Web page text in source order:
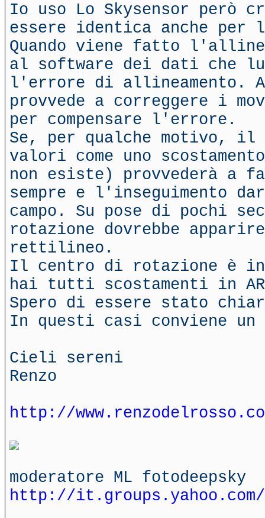
Io uso Lo Skysensor però
essere identica anche
Quando viene fatto
al software dei dati che
l'errore di allineamento.
provvede a correggere i
per compensare l'errore.
Se, per qualche motivo,
valori come uno
non esiste) provvederà a
sempre e l'inseguimento
campo. Su pose di pochi
rotazione dovrebbe
rettilineo.
Il centro di rotazione è
hai tutti scostamenti in
Spero di essere stato
In questi casi conviene
Cieli sereni
Renzo
http://
moderatore ML fotodeepsky
http://it.groups.yahoo.com/